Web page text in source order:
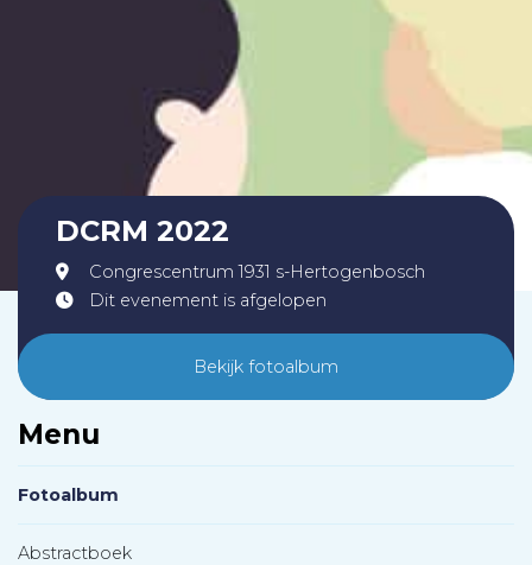
DCRM 2022
Congrescentrum 1931 s-Hertogenbosch
Dit evenement is afgelopen
Bekijk fotoalbum
Menu
Fotoalbum
Abstractboek